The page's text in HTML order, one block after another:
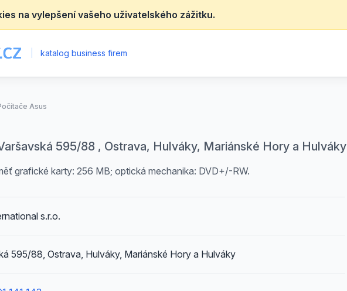
na vylepšení vašeho uživatelského zážitku.
katalog business firem
Asus
595/88 , Ostrava, Hulváky, Mariánské Hory a Hulváky
grafické karty: 256 MB; optická mechanika: DVD+/-RW.
s.r.o.
595/88, Ostrava, Hulváky, Mariánské Hory a Hulváky